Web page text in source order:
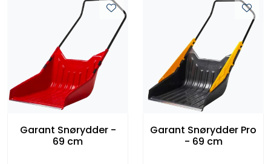
Garant Snørydder -
69 cm
Garant Snørydder Pro
- 69 cm
Elektriske Maskiner
Kampanje
Kataloger